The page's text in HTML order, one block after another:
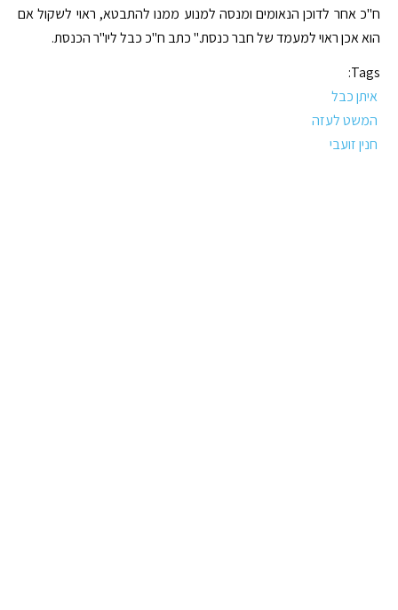
ח"כ אחר לדוכן הנאומים ומנסה למנוע ממנו להתבטא, ראוי לשקול אם
הוא אכן ראוי למעמד של חבר כנסת." כתב ח"כ כבל ליו"ר הכנסת.
Tags:
איתן כבל
המשט לעזה
חנין זועבי